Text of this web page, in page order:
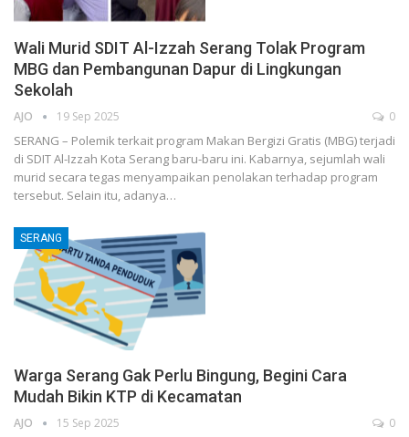
Wali Murid SDIT Al-Izzah Serang Tolak Program
MBG dan Pembangunan Dapur di Lingkungan
Sekolah
AJO 19 Sep 2025 0
SERANG – Polemik terkait program Makan Bergizi Gratis (MBG) terjadi
di SDIT Al-Izzah Kota Serang baru-baru ini. Kabarnya, sejumlah wali
murid secara tegas menyampaikan penolakan terhadap program
tersebut. Selain itu, adanya…
SERANG
Warga Serang Gak Perlu Bingung, Begini Cara
Mudah Bikin KTP di Kecamatan
AJO 15 Sep 2025 0